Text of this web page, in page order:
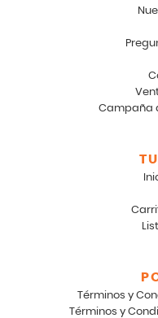
Campaña
Términos y
Términos y